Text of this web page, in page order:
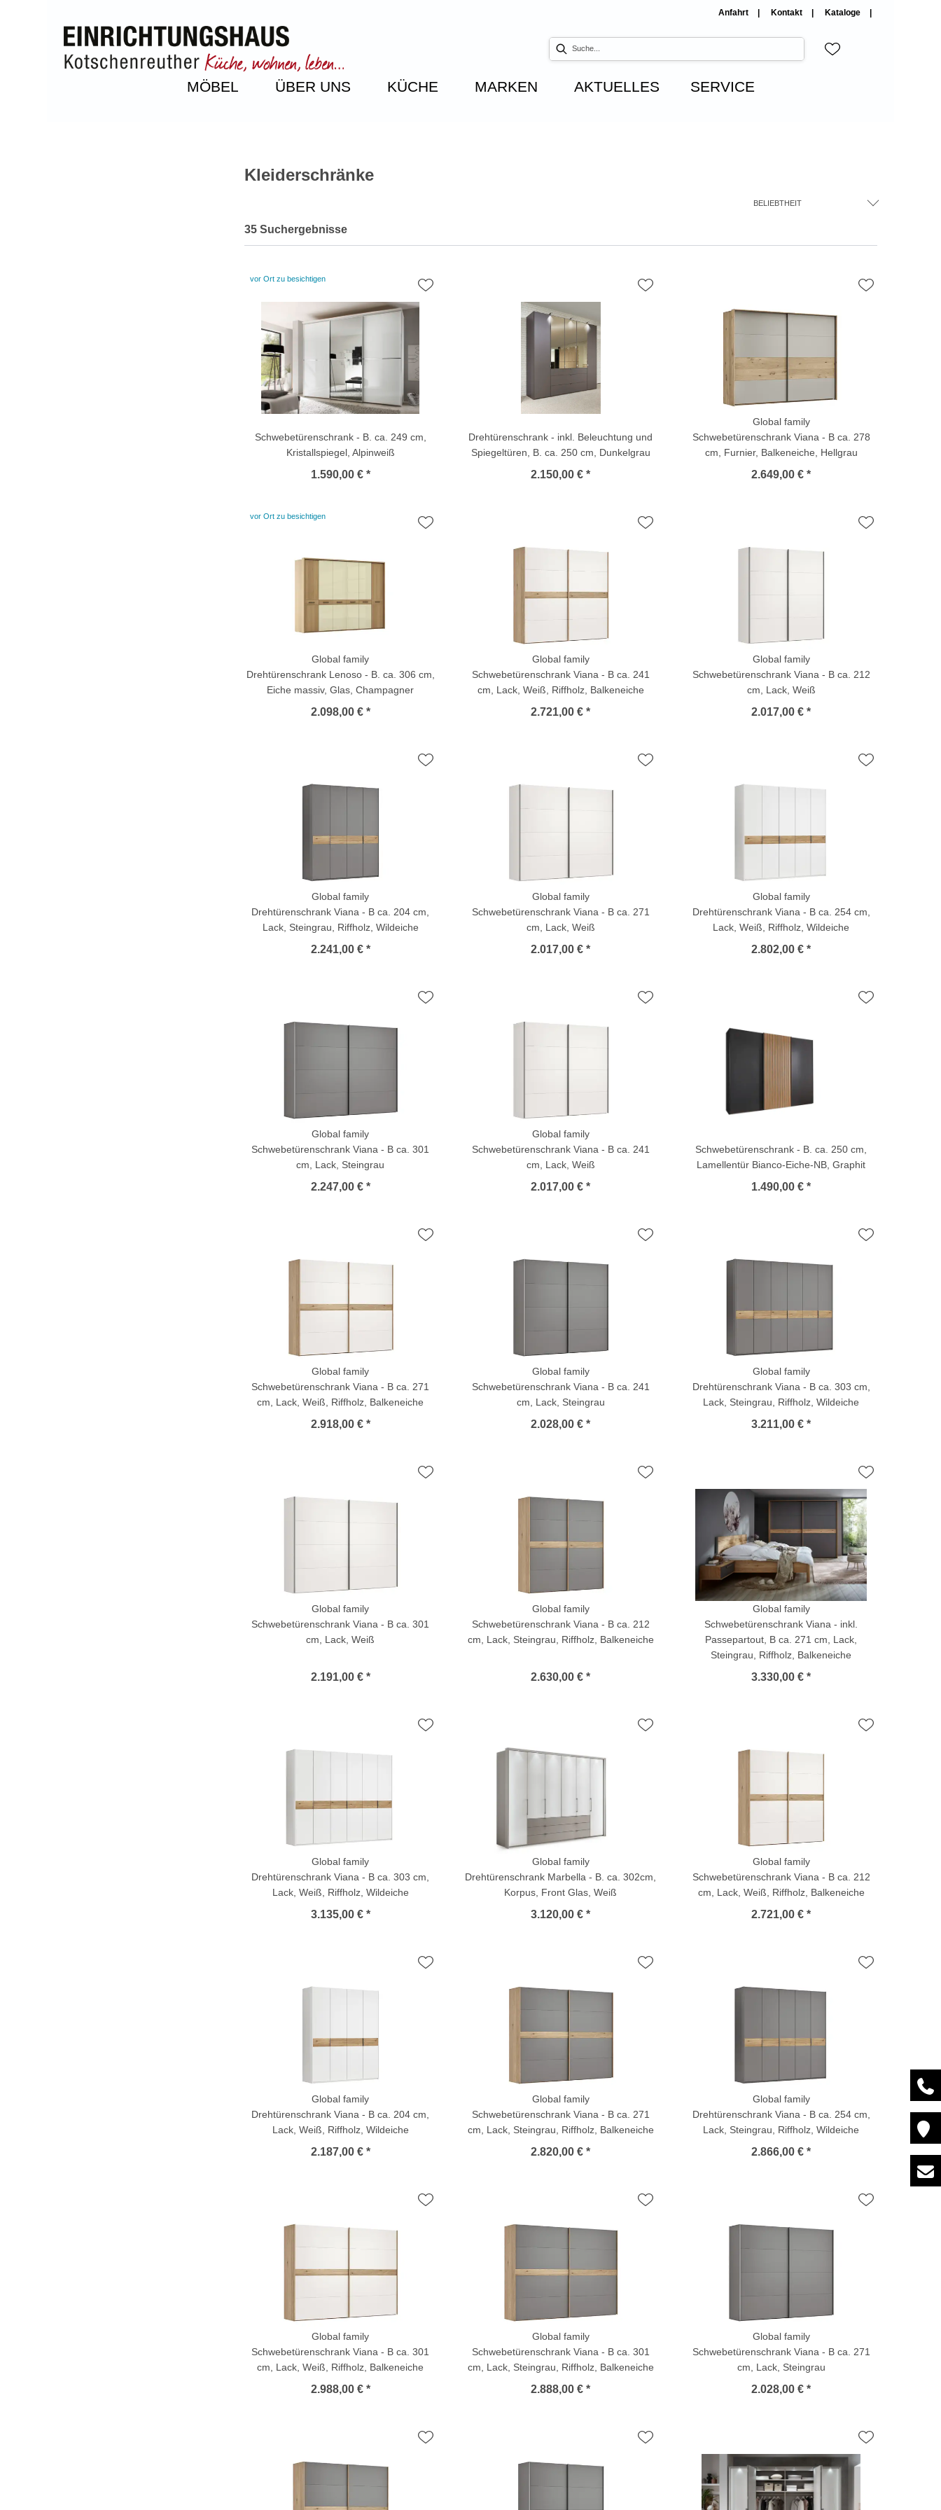
Anfahrt Kontakt Kataloge
MÖBEL ÜBER UNS KÜCHE MARKEN AKTUELLES SERVICE
Kleiderschränke
BELIEBTHEIT
35 Suchergebnisse
vor Ort zu besichtigen
Schwebetürenschrank - B. ca. 249 cm,
Kristallspiegel, Alpinweiß
1.590,00 € *
Drehtürenschrank - inkl. Beleuchtung und
Spiegeltüren, B. ca. 250 cm, Dunkelgrau
2.150,00 € *
Global family
Schwebetürenschrank Viana - B ca. 278
cm, Furnier, Balkeneiche, Hellgrau
2.649,00 € *
vor Ort zu besichtigen
Global family
Drehtürenschrank Lenoso - B. ca. 306 cm,
Eiche massiv, Glas, Champagner
2.098,00 € *
Global family
Schwebetürenschrank Viana - B ca. 241
cm, Lack, Weiß, Riffholz, Balkeneiche
2.721,00 € *
Global family
Schwebetürenschrank Viana - B ca. 212
cm, Lack, Weiß
2.017,00 € *
Global family
Drehtürenschrank Viana - B ca. 204 cm,
Lack, Steingrau, Riffholz, Wildeiche
2.241,00 € *
Global family
Schwebetürenschrank Viana - B ca. 271
cm, Lack, Weiß
2.017,00 € *
Global family
Drehtürenschrank Viana - B ca. 254 cm,
Lack, Weiß, Riffholz, Wildeiche
2.802,00 € *
Global family
Schwebetürenschrank Viana - B ca. 301
cm, Lack, Steingrau
2.247,00 € *
Global family
Schwebetürenschrank Viana - B ca. 241
cm, Lack, Weiß
2.017,00 € *
Schwebetürenschrank - B. ca. 250 cm,
Lamellentür Bianco-Eiche-NB, Graphit
1.490,00 € *
Global family
Schwebetürenschrank Viana - B ca. 271
cm, Lack, Weiß, Riffholz, Balkeneiche
2.918,00 € *
Global family
Schwebetürenschrank Viana - B ca. 241
cm, Lack, Steingrau
2.028,00 € *
Global family
Drehtürenschrank Viana - B ca. 303 cm,
Lack, Steingrau, Riffholz, Wildeiche
3.211,00 € *
Global family
Schwebetürenschrank Viana - B ca. 301
cm, Lack, Weiß
2.191,00 € *
Global family
Schwebetürenschrank Viana - B ca. 212
cm, Lack, Steingrau, Riffholz, Balkeneiche
2.630,00 € *
Global family
Schwebetürenschrank Viana - inkl.
Passepartout, B ca. 271 cm, Lack,
Steingrau, Riffholz, Balkeneiche
3.330,00 € *
Global family
Drehtürenschrank Viana - B ca. 303 cm,
Lack, Weiß, Riffholz, Wildeiche
3.135,00 € *
Global family
Drehtürenschrank Marbella - B. ca. 302cm,
Korpus, Front Glas, Weiß
3.120,00 € *
Global family
Schwebetürenschrank Viana - B ca. 212
cm, Lack, Weiß, Riffholz, Balkeneiche
2.721,00 € *
Global family
Drehtürenschrank Viana - B ca. 204 cm,
Lack, Weiß, Riffholz, Wildeiche
2.187,00 € *
Global family
Schwebetürenschrank Viana - B ca. 271
cm, Lack, Steingrau, Riffholz, Balkeneiche
2.820,00 € *
Global family
Drehtürenschrank Viana - B ca. 254 cm,
Lack, Steingrau, Riffholz, Wildeiche
2.866,00 € *
Global family
Schwebetürenschrank Viana - B ca. 301
cm, Lack, Weiß, Riffholz, Balkeneiche
2.988,00 € *
Global family
Schwebetürenschrank Viana - B ca. 301
cm, Lack, Steingrau, Riffholz, Balkeneiche
2.888,00 € *
Global family
Schwebetürenschrank Viana - B ca. 271
cm, Lack, Steingrau
2.028,00 € *